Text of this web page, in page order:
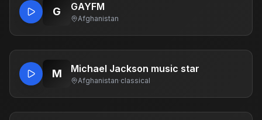
G GAYFM
Afghanistan
M Michael Jackson music star
Afghanistan·classical